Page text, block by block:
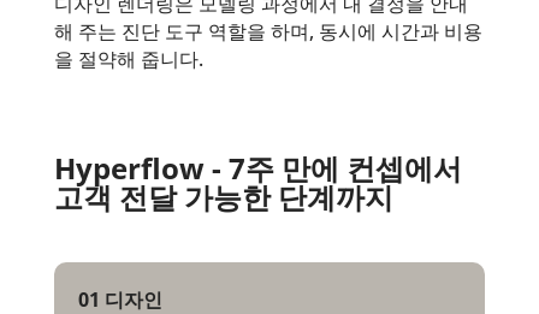
해 주는 진단 도구 역할을 하며, 동시에 시간과 비용
을 절약해 줍니다.
Hyperflow - 7주 만에 컨셉에서
고객 전달 가능한 단계까지
01 디자인